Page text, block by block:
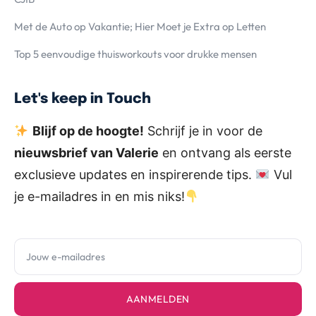
Met de Auto op Vakantie; Hier Moet je Extra op Letten
Top 5 eenvoudige thuisworkouts voor drukke mensen
Let's keep in Touch
Blijf op de hoogte! Schrijf je in voor de
nieuwsbrief van Valerie en ontvang als eerste
exclusieve updates en inspirerende tips.
Vul
je e-mailadres in en mis niks!
AANMELDEN